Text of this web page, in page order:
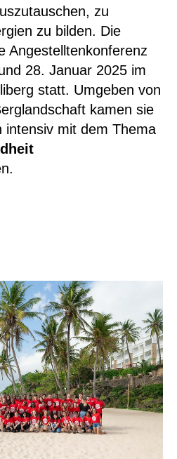
zu
zu bilden. Die
Angestelltenkonferenz
28. Januar 2025 im
statt. Umgeben von
kamen sie
intensiv mit dem Thema